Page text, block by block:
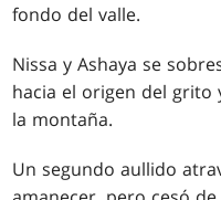
fondo del valle.
Nissa y Ashaya se
hacia el origen del
la montaña.
Un segundo aullido